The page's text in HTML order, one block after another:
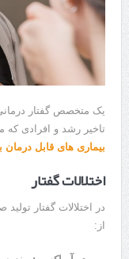
یک متخصص گفتار
تاخیر رشد و افرادی که
بیماری های قابل درمان
اختلالات گفتار
در اختلالات گفتار
از: